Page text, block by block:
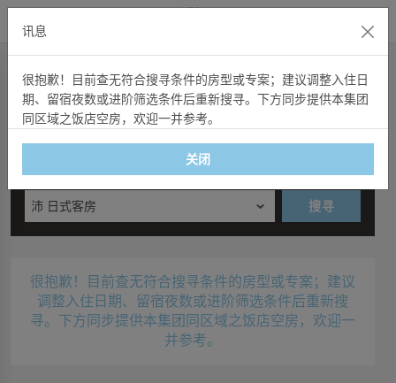
快速订房 住宿券 項目代码 空房查询
星期二
沛 日式客房 搜寻
很抱歉！目前查无符合搜寻条件的房型或专案；建议
调整入住日期、留宿夜数或进阶筛选条件后重新搜
寻。下方同步提供本集团同区域之饭店空房，欢迎一
并参考。
讯息
很抱歉！目前查无符合搜寻条件的房型或专案；建议调整入住日
期、留宿夜数或进阶筛选条件后重新搜寻。下方同步提供本集团
同区域之饭店空房，欢迎一并参考。
关闭